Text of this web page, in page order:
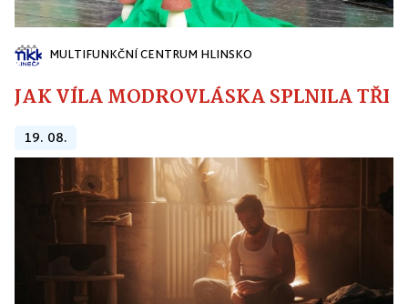
MULTIFUNKČNÍ CENTRUM HLINSKO
JAK VÍLA MODROVLÁSKA SPLNILA
19. 08.